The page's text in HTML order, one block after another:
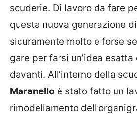
scuderie. Di lavoro da fare
questa nuova generazione
sicuramente molto e forse
gare per farsi un’idea esatta
davanti. All’interno della
Maranello è stato fatto un
rimodellamento